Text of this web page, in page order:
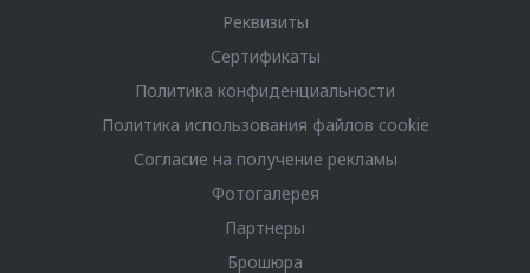
Реквизиты
Сертификаты
Политика конфиденциальности
Политика использования файлов cookie
Согласие на получение рекламы
Фотогалерея
Партнеры
Брошюра